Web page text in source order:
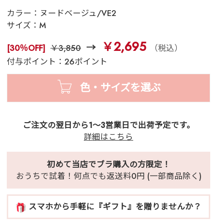
カラー： ヌードベージュ/VE2
サイズ： M
[30％OFF] ￥3,850 ￥2,695
（税込）
付与ポイント：26ポイント
色・サイズを選ぶ
ご注文の翌日から1～3営業日で出荷予定です。
詳細はこちら
初めて当店でブラ購入の方限定！
おうちで試着！何点でも返送料0円 (一部商品除く)
スマホから手軽に『ギフト』を贈りませんか？